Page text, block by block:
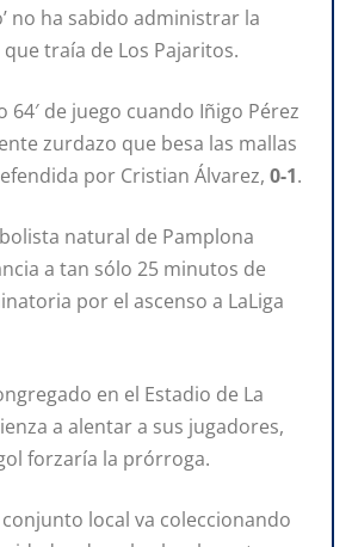
no ha sabido administrar la
traía de Los Pajaritos.
64′ de juego cuando Iñigo Pérez
zurdazo que besa las mallas
por Cristian Álvarez, 0-1.
natural de Pamplona
a tan sólo 25 minutos de
por el ascenso a LaLiga
en el Estadio de La
a alentar a sus jugadores,
forzaría la prórroga.
local va coleccionando